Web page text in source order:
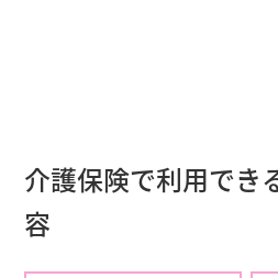
介護保険で利用でき
容